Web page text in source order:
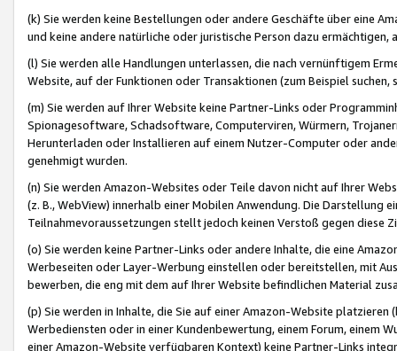
(k) Sie werden keine Bestellungen oder andere Geschäfte über eine
und keine andere natürliche oder juristische Person dazu
(l) Sie werden alle Handlungen unterlassen, die nach vernünftigem
Website, auf der Funktionen oder Transaktionen (zum Beispiel
(m) Sie werden auf Ihrer Website keine Partner-Links oder
Spionagesoftware, Schadsoftware, Computerviren, Würmern,
Herunterladen oder Installieren auf einem Nutzer-Computer oder
genehmigt wurden.
(n) Sie werden Amazon-Websites oder Teile davon nicht auf Ihrer
(z. B., WebView) innerhalb einer Mobilen Anwendung. Die Darstellung
Teilnahmevoraussetzungen stellt jedoch keinen Verstoß gegen diese
(o) Sie werden keine Partner-Links oder andere Inhalte, die eine
Werbeseiten oder Layer-Werbung einstellen oder bereitstellen, mit
bewerben, die eng mit dem auf Ihrer Website befindlichen Material
(p) Sie werden in Inhalte, die Sie auf einer Amazon-Website
Werbediensten oder in einer Kundenbewertung, einem Forum, einem
einer Amazon-Website verfügbaren Kontext) keine Partner-Links